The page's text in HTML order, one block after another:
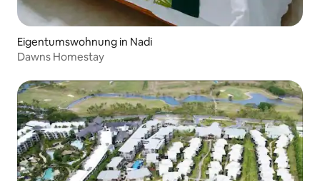
Eigentumswohnung in Nadi
Dawns Homestay